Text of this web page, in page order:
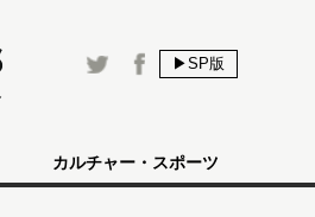
▶SP版
カルチャー・スポーツ